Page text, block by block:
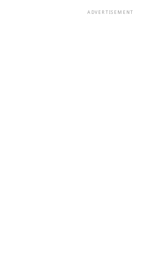
ADVERTISEMENT